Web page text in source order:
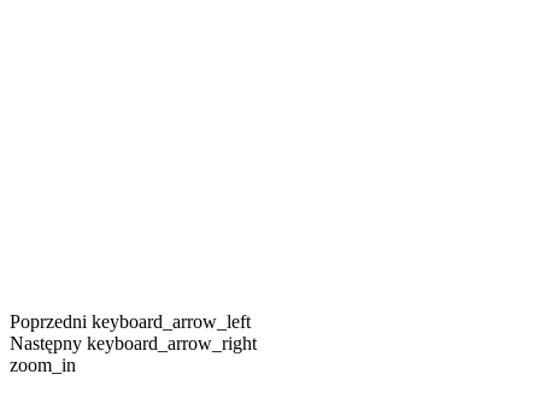
Poprzedni keyboard_arrow_left
Następny keyboard_arrow_right
zoom_in